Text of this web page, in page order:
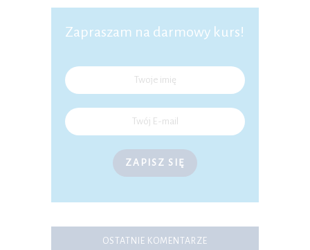
Zapraszam na darmowy kurs!
ZAPISZ SIĘ
OSTATNIE KOMENTARZE